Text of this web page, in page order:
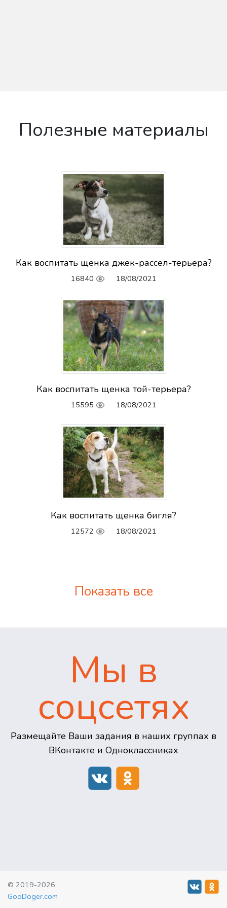
Полезные материалы
Как воспитать щенка джек-рассел-терьера?
16840 18/08/2021
Как воспитать щенка той-терьера?
15595 18/08/2021
Как воспитать щенка бигля?
12572 18/08/2021
Показать все
Мы в
соцсетях
Размещайте Ваши задания в наших группах в
ВКонтакте и Одноклассниках
© 2019-2026
GooDoger.com